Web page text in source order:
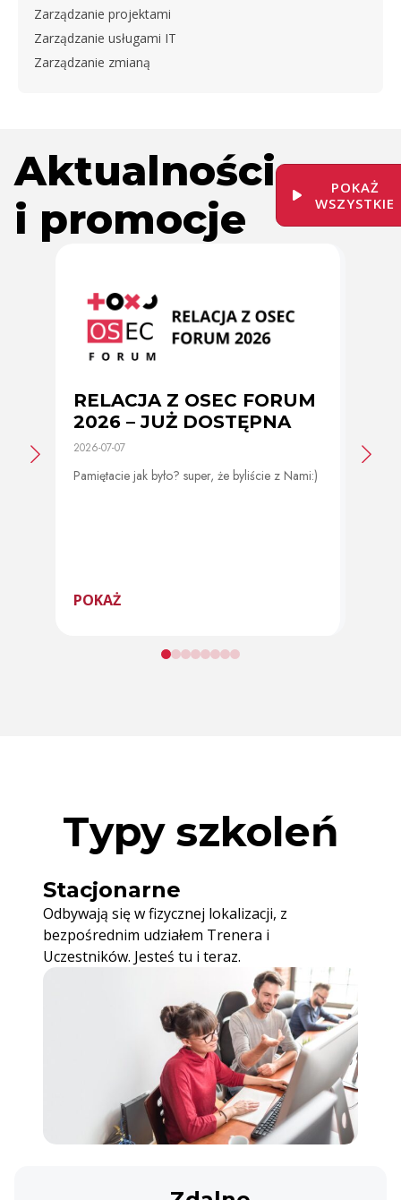
Zarządzanie projektami
Zarządzanie usługami IT
Zarządzanie zmianą
Aktualności
i promocje
POKAŻ
WSZYSTKIE
RELACJA Z OSEC FORUM
2026 – JUŻ DOSTĘPNA
2026-07-07
Pamiętacie jak było? super, że byliście z Nami:)
POKAŻ
2026-
Typy szkoleń
Stacjonarne
Odbywają się w fizycznej lokalizacji, z
bezpośrednim udziałem Trenera i
Uczestników. Jesteś tu i teraz.